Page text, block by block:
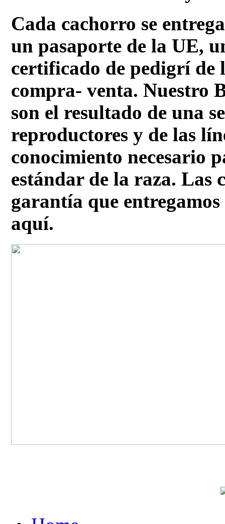
Cada cachorro se
un pasaporte de la UE,
certificado de pedigrí de
compra- venta. Nuestro
son el resultado de una
reproductores y de las
conocimiento necesario
estándar de la raza. Las
garantía que
aquí.